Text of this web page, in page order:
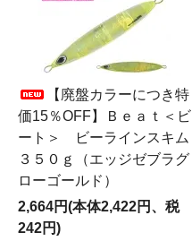
【廃盤カラーにつき特
価15％OFF】Ｂｅａｔ＜ビ
ート＞ ビーラインスキム
３５０ｇ（エッジゼブラグ
ローゴールド）
2,664円(本体2,422円、税
242円)